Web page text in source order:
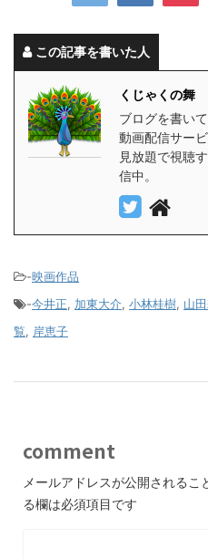
この記事を書いた人
くじゃくの舞
ブログを書い
動画配信サー
見放題で視聴
信中。
-映画作品
-今井正, 加東大介, 小林桂樹, 山
覧, 岸恵子
comment
メールアドレスが公開されるこ
る欄は必須項目です